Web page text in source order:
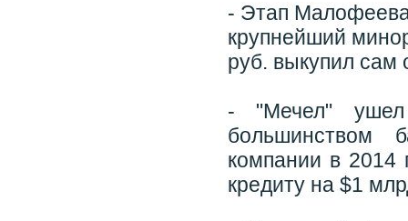
- Этап
крупнейший
руб. выкупил сам
- "Мечел"
большинством
компании в 2014
кредиту на $1